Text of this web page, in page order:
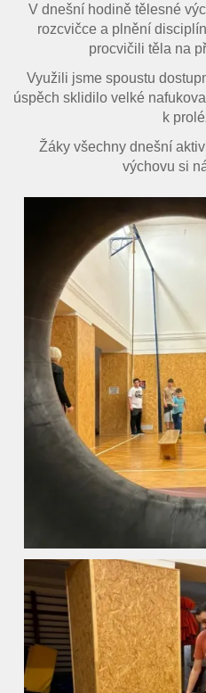
Úvod
Organizace
Naše škola
Základní škola
ZŠ speciální
ZŠ a MŠ při
Školní družina
Fotogalerie
Kalendář akcí
Aktuality
V dnešní hodině tělesné
rozcvičce a plnění
procvičili těla na
Využili jsme spoustu
úspěch sklidilo velké
k
Žáky všechny dnešní
výchovu si